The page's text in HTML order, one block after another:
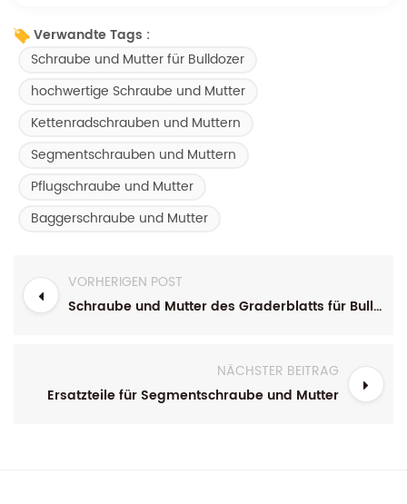
Verwandte Tags :
Schraube und Mutter für Bulldozer
hochwertige Schraube und Mutter
Kettenradschrauben und Muttern
Segmentschrauben und Muttern
Pflugschraube und Mutter
Baggerschraube und Mutter
VORHERIGEN POST
Schraube und Mutter des Graderblatts für Bulldozer
NÄCHSTER BEITRAG
Ersatzteile für Segmentschraube und Mutter